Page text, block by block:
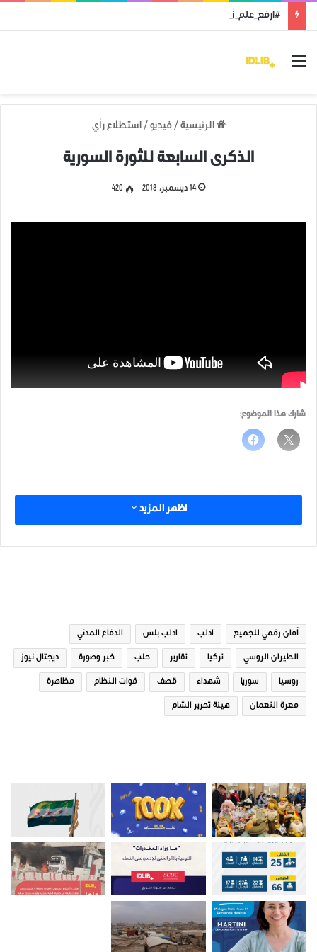
#ارفع_علم_ثورتك: رمز النضال ووحدة الهدف
القائمة
الرئيسية / فيديو / استطلاع رأي
الذكرى السابعة للثورة السورية
14 ديسمبر، 2018 420
شارك هذا الموضوع:
اظهر المزيد
أمان رقمي للجميع ادلب ادلب بلس الدفاع المدني
الطيران الروسي تركيا تقارير حلب خبر وصورة ديجتال نيوز
روسيا سوريا شهداء قصف قوات النظام مظاهرة
معرة النعمان هيئة تحرير الشام